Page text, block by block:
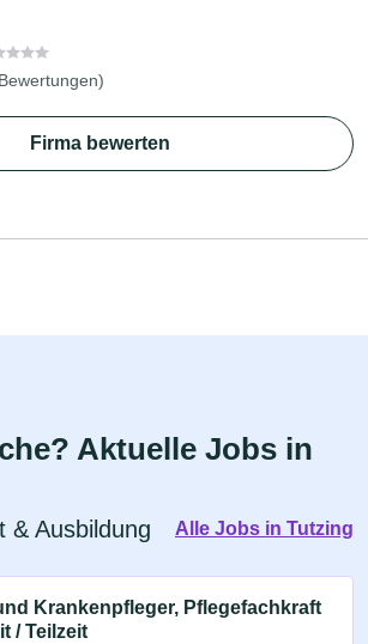
Firma bewerten
Aktuelle Jobs in
& Ausbildung Alle Jobs in Tutzing
Krankenpfleger, Pflegefachkraft
/ Teilzeit